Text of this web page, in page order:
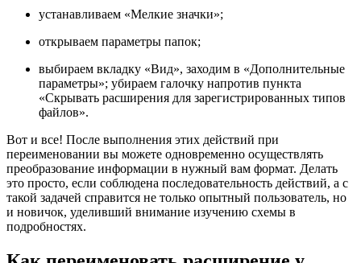
устанавливаем «Мелкие значки»;
открываем параметры папок;
выбираем вкладку «Вид», заходим в «Дополнительные
параметры»; убираем галочку напротив пункта
«Скрывать расширения для зарегистрированных типов
файлов».
Вот и все! После выполнения этих действий при
переименовании вы можете одновременно осуществлять
преобразование информации в нужный вам формат. Делать
это просто, если соблюдена последовательность действий, а с
такой задачей справится не только опытный пользователь, но
и новичок, уделивший внимание изучению схемы в
подробностях.